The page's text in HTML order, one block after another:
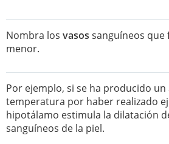
Nombra los vasos sanguíneos
menor.
Por ejemplo, si se ha producido
temperatura por haber realizado
hipotálamo estimula la dilatación
sanguíneos de la piel.